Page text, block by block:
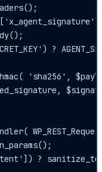
?
'sha256',
?